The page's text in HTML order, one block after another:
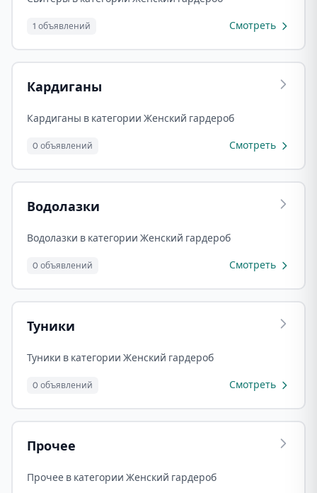
1 объявлений Смотреть
Кардиганы
Кардиганы в категории Женский гардероб
0 объявлений Смотреть
Водолазки
Водолазки в категории Женский гардероб
0 объявлений Смотреть
Туники
Туники в категории Женский гардероб
0 объявлений Смотреть
Прочее
Прочее в категории Женский гардероб